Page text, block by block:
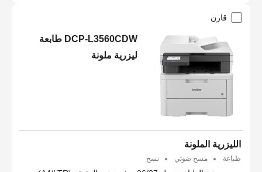
قارن
DCP-L3560CDW طابعة
ليزرية ملونة
الليزرية الملونة
طباعة مسح ضوئي نسخ